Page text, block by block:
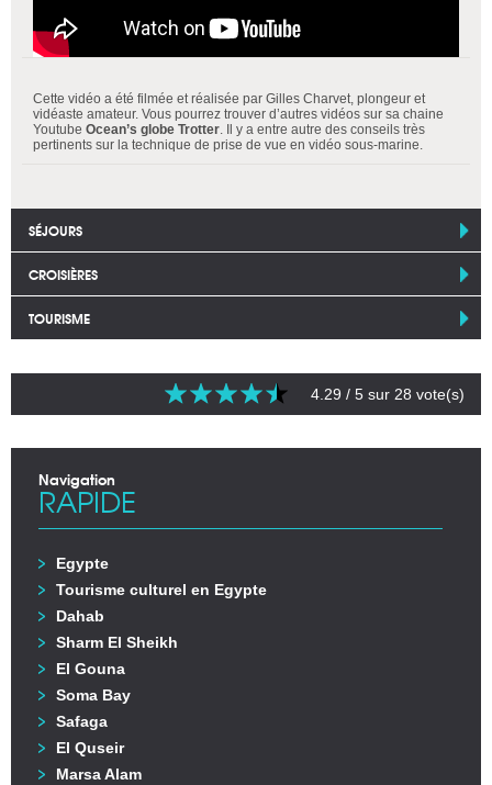
Cette vidéo a été filmée et réalisée par Gilles Charvet, plongeur et
vidéaste amateur. Vous pourrez trouver d’autres vidéos sur sa chaine
Youtube Ocean’s globe Trotter. Il y a entre autre des conseils très
pertinents sur la technique de prise de vue en vidéo sous-marine.
SÉJOURS
CROISIÈRES
TOURISME
4.29 / 5 sur 28 vote(s)
Navigation
RAPIDE
Egypte
Tourisme culturel en Egypte
Dahab
Sharm El Sheikh
El Gouna
Soma Bay
Safaga
El Quseir
Marsa Alam